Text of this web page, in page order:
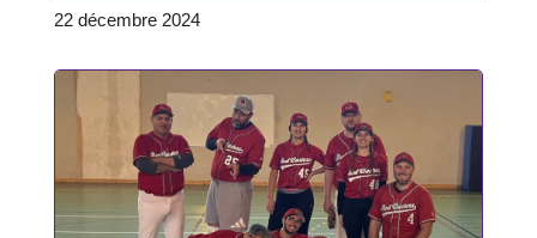
22 décembre 2024